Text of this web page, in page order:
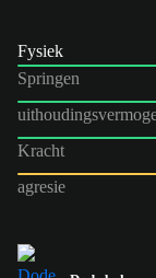
Fysiek
Springen
Kracht
agresie